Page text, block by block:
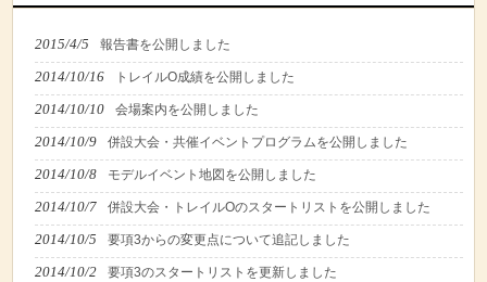
2015/4/5 報告書を公開しました
2014/10/16 トレイルO成績を公開しました
2014/10/10 会場案内を公開しました
2014/10/9 併設大会・共催イベントプログラムを公開しました
2014/10/8 モデルイベント地図を公開しました
2014/10/7 併設大会・トレイルOのスタートリストを公開しました
2014/10/5 要項3からの変更点について追記しました
2014/10/2 要項3のスタートリストを更新しました